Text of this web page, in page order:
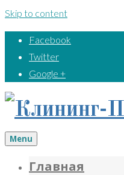
Skip to content
Facebook
Twitter
Google +
Menu
Главная